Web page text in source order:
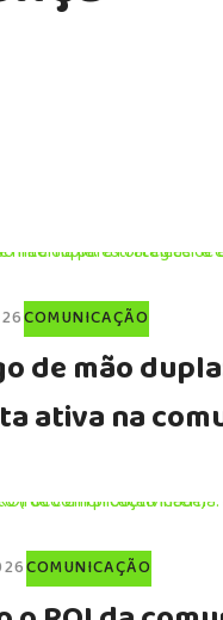
COMUNICAÇÃO
de mão
ativa na
COMUNICAÇÃO